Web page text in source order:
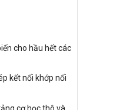
cho hầu hết các
kết nối khớp nối